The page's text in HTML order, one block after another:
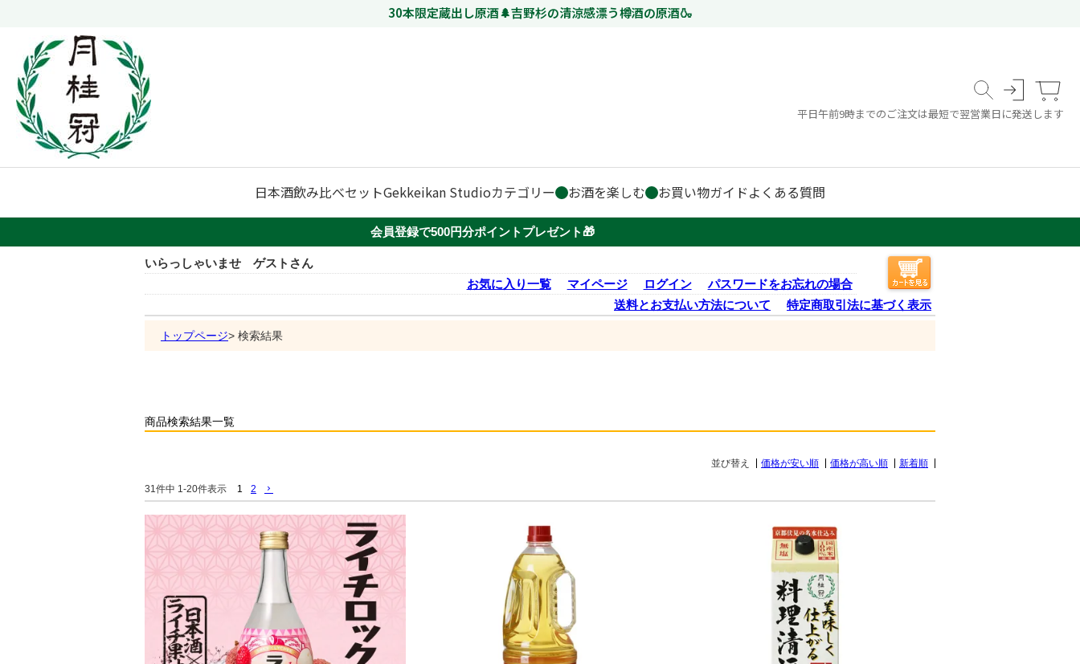
30本限定蔵出し原酒🌲吉野杉の清涼感漂う樽酒の原酒🍶
平日午前9時までのご注文は最短で翌営業日に発送します
日本酒飲み比べセットGekkeikan Studioカテゴリー お酒を楽しむ お買い物ガイドよくある質問
会員登録で500円分ポイントプレゼント🎁
いらっしゃいませ ゲストさん
お気に入り一覧
マイページ ログイン
パスワードをお忘れの場合
送料とお支払い方法について
特定商取引法に基づく表示
トップページ 検索結果
商品検索結果一覧
並び替え 価格が安い順 価格が高い順 新着順
31件中 1-20件表示 1 2